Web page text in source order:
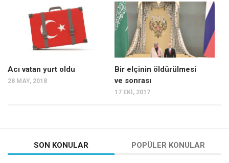
Mehmet Ali Tekin
Abir E. Nahas
Amina S. Jenenkovic
Bağdagül Öz
Esra Elönü
Kategoriler
Acı vatan yurt oldu
28 MAY, 2018
Bir elçinin öldürülmesi
ve sonrası
17 EKI, 2017
SON KONULAR POPÜLER KONULAR